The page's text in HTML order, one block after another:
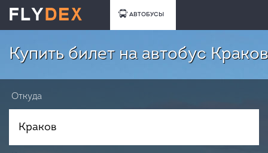
АВТОБУСЫ
Купить билет на автобус
Откуда